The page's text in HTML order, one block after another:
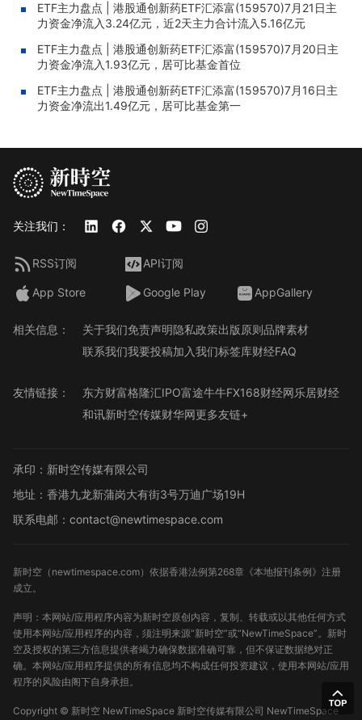
ETF主力盘点 | 港股通创新药ETF汇添富(159570)7月21日主
力资金净流入3.24亿元，近2天主力合计流入5.16亿元
ETF主力盘点 | 港股通创新药ETF汇添富(159570)7月20日主
力资金净流入1.93亿元，居可比基金首位
ETF主力盘点 | 港股通创新药ETF汇添富(159570)7月16日主
力资金净流出1.49亿元，居可比基金第一
关注我们：
RSS订阅 API订阅
App Store Google Play AppGallery
相关信息： 关于我们免责声明隐私政策出版原则品牌素材
联系我们我要投稿加入我们标签库财经FAQ
友情链接： 东方财富格隆汇IPO富途牛牛FX168财经网乐居财经
和讯新时空传媒财华网更多友链+
承印：新时空传媒有限公司
地址：香港九龙新蒲岗大有街3号万迪广场19H
联系电邮：contact@newtimespace.com
新时空（ newtimespace.com）依据香港法例第268章《本地报刊条例》注册
成立。
声明：本网站/应用程序内容为新时空原创内容，复制、转载或以其他任何方式
使用本网站/应用程序的内容，须注明来源“新时空”或“NewTimeSpace”。新时
空及授权的第三方信息提供者竭力确保数据准确可靠，但不保证数据绝对正
确。本网站/应用程序提供的所有信息均不构成任何投资建议，使用本网站/应用
程序的风险由阁下自身承担。
Copyright © 新时空 NewTimeSpace 新时空传媒有限公司 NewTimeSpace